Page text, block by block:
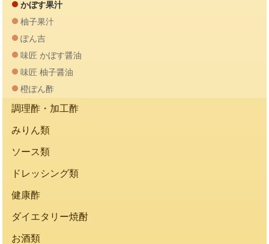
かぼす果汁
柚子果汁
ぽん吉
味匠 かぼす醤油
味匠 柚子醤油
橙ぽん酢
調理酢・加工酢
みりん類
ソース類
ドレッシング類
健康酢
ダイエタリー焼酎
お酒類